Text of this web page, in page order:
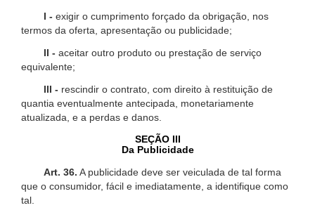
I - exigir o cumprimento forçado da obrigação, nos
termos da oferta, apresentação ou publicidade;
II - aceitar outro produto ou prestação de serviço
equivalente;
III - rescindir o contrato, com direito à restituição de
quantia eventualmente antecipada, monetariamente
atualizada, e a perdas e danos.
SEÇÃO III
Da Publicidade
Art. 36. A publicidade deve ser veiculada de tal forma
que o consumidor, fácil e imediatamente, a identifique como
tal.